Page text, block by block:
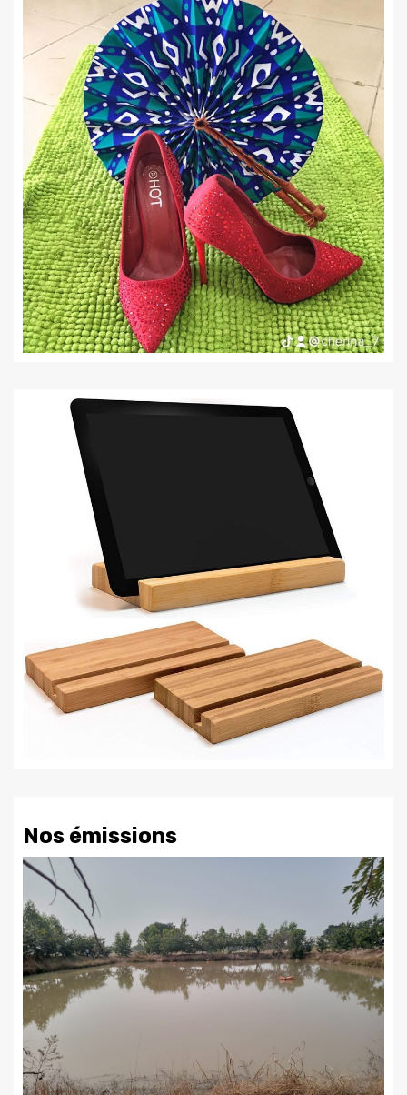
Nos émissions